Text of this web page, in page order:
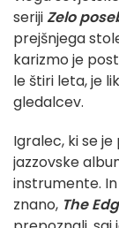
seriji Zelo
prejšnjega
karizmo je
le štiri leta, je
gledalcev.
Igralec, ki se je
jazzovske
instrumente.
znano, The